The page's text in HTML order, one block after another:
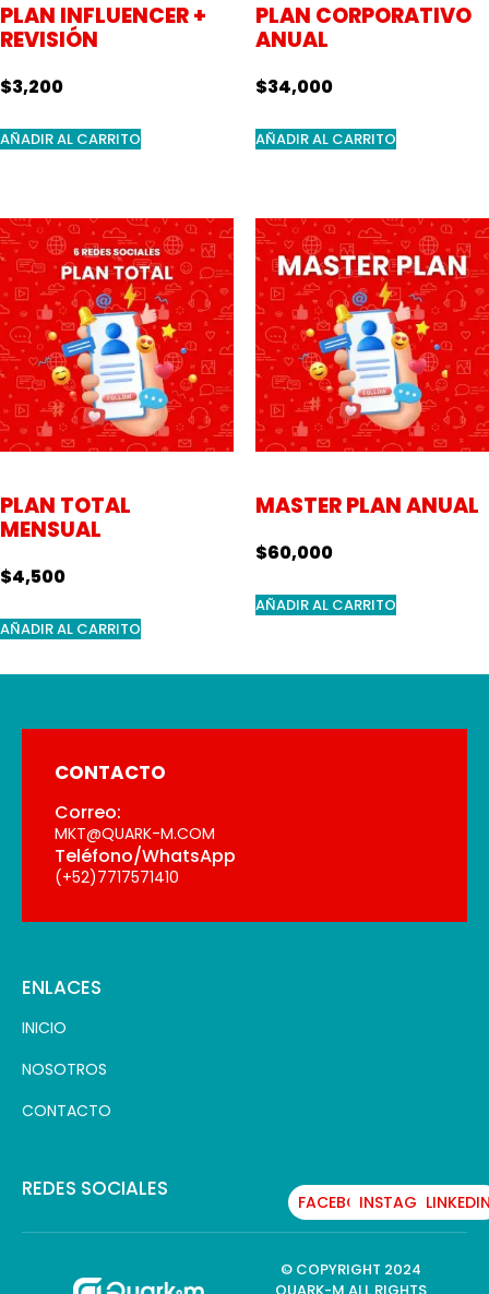
PLAN INFLUENCER +
REVISIÓN
$3,200
AÑADIR AL CARRITO
PLAN CORPORATIVO
ANUAL
$34,000
AÑADIR AL CARRITO
PLAN TOTAL
MENSUAL
$4,500
AÑADIR AL CARRITO
MASTER PLAN ANUAL
$60,000
AÑADIR AL CARRITO
CONTACTO
Correo:
MKT@QUARK-M.COM
Teléfono/WhatsApp
(+52)7717571410
ENLACES
INICIO
NOSOTROS
CONTACTO
REDES SOCIALES
FACEBOOKINSTAGRAM
© COPYRIGHT 2024